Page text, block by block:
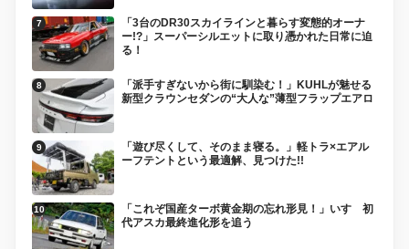
「3台のDR30スカイラインと暮らす変態的オーナ
ー!?」スーパーシルエットに取り憑かれた日常に迫
る！
「派手すぎないから街に馴染む！」KUHLが魅せる
新型クラウンセダンの“大人な”薄型フラップエアロ
「遊び尽くして、そのまま寝る。」軽トラ×エアル
ーフテントという最適解、見つけた!!
「これぞ国産ターボ黄金期の忘れ形見！」いすゞ初
代アスカ最終進化形を追う